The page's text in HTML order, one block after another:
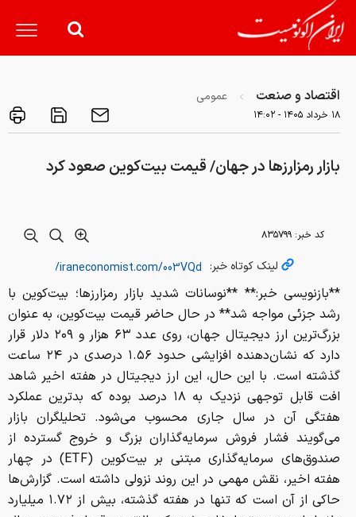
اقتصاد و صنعت عمومی
۱۸ خرداد ۱۴۰۵ - ۱۴:۰۲
بازار رمزارزها در جهان/ قیمت بیت‌کوین صعود کرد
کد خبر: ۸۳۵۷۹۹
لینک کوتاه خبر:
**بازنویسی خبر:** **نوسانات شدید بازار رمزارزها؛ بیت‌کوین با
رشد جزئی مواجه شد** در حال حاضر قیمت بیت‌کوین، به عنوان
بزرگ‌ترین ارز دیجیتال جهان، روی عدد ۶۳ هزار و ۲۰۹ دلار قرار
دارد که نشان‌دهنده افزایشی حدود ۱.۵۶ درصدی در ۲۴ ساعت
گذشته است. با این حال، این ارز دیجیتال در هفته اخیر شاهد
افت قابل توجهی نزدیک به ۱۸ درصد بوده که بدترین عملکرد
هفتگی آن در سال جاری محسوب می‌شود. تحلیلگران بازار
می‌گویند فشار فروش سرمایه‌گذاران بزرگ و خروج گسترده از
صندوق‌های سرمایه‌گذاری مبتنی بر بیت‌کوین (ETF) در چهار
هفته اخیر، نقش مهمی در این روند نزولی داشته است. گزارش‌ها
حاکی از آن است که تنها در هفته گذشته، بیش از ۱.۷۲ میلیارد